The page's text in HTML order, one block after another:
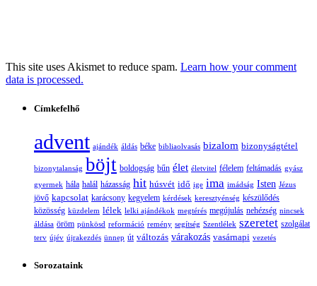
This site uses Akismet to reduce spam. Learn how your comment
data is processed.
Címkefelhő
advent ajándék áldás béke bibliaolvasás bizalom bizonyságtétel
bizonytalanság böjt boldogság bűn élet életvitel félelem feltámadás gyász
gyermek hála halál házasság hit húsvét idő ige ima imádság Isten Jézus
jövő kapcsolat karácsony kegyelem kérdések keresztyénség készülődés
közösség küzdelem lélek lelki ajándékok megtérés megújulás nehézség nincsek
áldása öröm pünkösd reformáció remény segítség Szentlélek szeretet szolgálat
terv újév újrakezdés ünnep út változás várakozás vasárnapi vezetés
Sorozataink